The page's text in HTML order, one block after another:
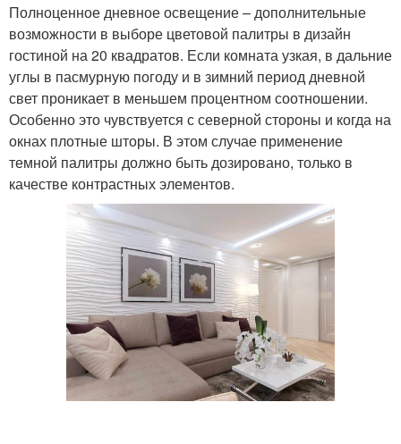
Полноценное дневное освещение – дополнительные
возможности в выборе цветовой палитры в дизайн
гостиной на 20 квадратов. Если комната узкая, в дальние
углы в пасмурную погоду и в зимний период дневной
свет проникает в меньшем процентном соотношении.
Особенно это чувствуется с северной стороны и когда на
окнах плотные шторы. В этом случае применение
темной палитры должно быть дозировано, только в
качестве контрастных элементов.